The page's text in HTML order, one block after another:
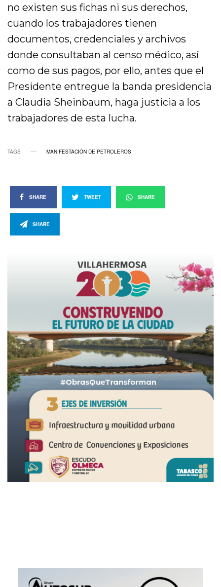
no existen sus fichas ni sus derechos,
cuando los trabajadores tienen
documentos, credenciales y archivos
donde consultaban al censo médico, así
como de sus pagos, por ello, antes que el
Presidente entregue la banda presidencia
a Claudia Sheinbaum, haga justicia a los
trabajadores de esta lucha.
TAGS MANIFESTACIÓN DE PETROLEROS
SHARE TWEET SHARE
SHARE